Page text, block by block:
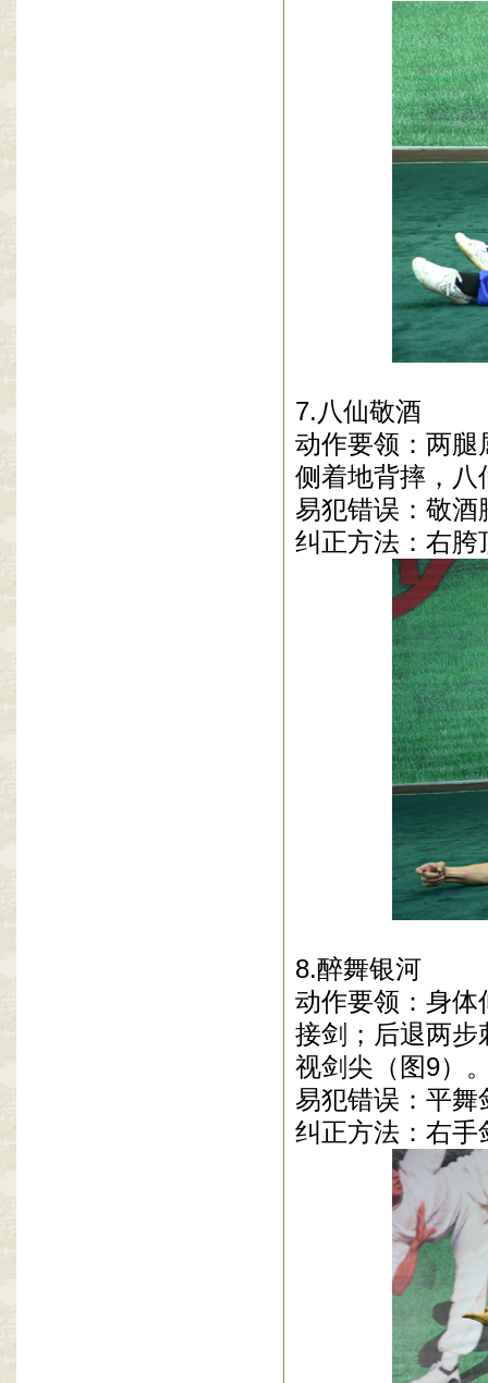
7.八仙敬酒
动作要领：两腿
侧着地背摔，八
易犯错误：敬酒
纠正方法：右胯
8.醉舞银河
动作要领：身体
接剑；后退两步
视剑尖（图9）
易犯错误：平舞
纠正方法：右手